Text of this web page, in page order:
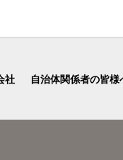
社 自治体関係者の皆様